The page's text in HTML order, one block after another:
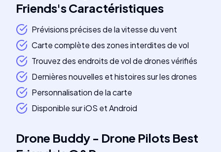
Friends'sCaractéristiques
Prévisions précises de la vitesse du vent
Carte complète des zones interdites de vol
Trouvez des endroits de vol de drones vérifiés
Dernières nouvelles et histoires sur les drones
Personnalisation de la carte
Disponible sur iOS et Android
Drone Buddy - Drone Pilots Best